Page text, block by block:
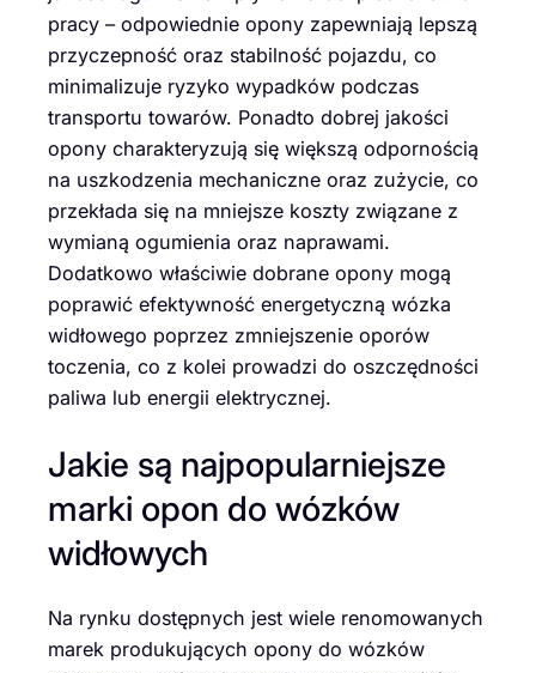
pracy – odpowiednie opony zapewniają lepszą
przyczepność oraz stabilność pojazdu, co
minimalizuje ryzyko wypadków podczas
transportu towarów. Ponadto dobrej jakości
opony charakteryzują się większą odpornością
na uszkodzenia mechaniczne oraz zużycie, co
przekłada się na mniejsze koszty związane z
wymianą ogumienia oraz naprawami.
Dodatkowo właściwie dobrane opony mogą
poprawić efektywność energetyczną wózka
widłowego poprzez zmniejszenie oporów
toczenia, co z kolei prowadzi do oszczędności
paliwa lub energii elektrycznej.
Jakie są najpopularniejsze
marki opon do wózków
widłowych
Na rynku dostępnych jest wiele renomowanych
marek produkujących opony do wózków